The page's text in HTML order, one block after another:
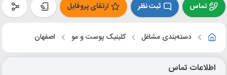
تماس ثبت نظر ارتقای پروفایل
دسته‌بندی مشاغل کلینیک پوست و مو اصفهان
اطلاعات تماس